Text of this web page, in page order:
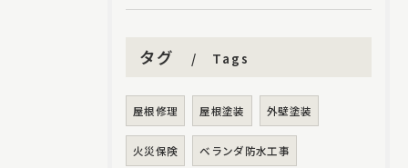
タグ Tags
屋根修理 屋根塗装 外壁塗装
火災保険 ベランダ防水工事